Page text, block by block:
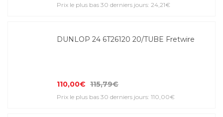
Prix le plus bas 30 derniers jours: 24,21€
DUNLOP 24 6T26120 20/TUBE Fretwire
110,00€ 115,79€
Prix le plus bas 30 derniers jours: 110,00€